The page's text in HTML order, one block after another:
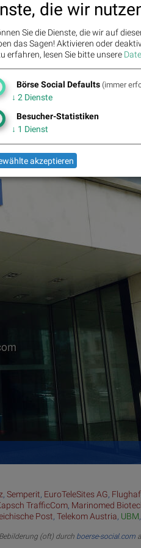
(Board Member)Günther Rabensteiner
& Company Financial Services
Hudson River Trading Europe
Übersicht.
, Semperit, EuroTeleSites AG,
TrafficCom, Marinomed
Post, Telekom Austria, UBM,
(oft) durch boerse-social.com
die wir
Sie die Dienste, die wir auf
das Sagen! Aktivieren oder
erfahren, lesen Sie bitte unsere
Börse Social Defaults (immer
↓ 2 Dienste
Besucher-Statistiken
↓ 1 Dienst
akzeptieren